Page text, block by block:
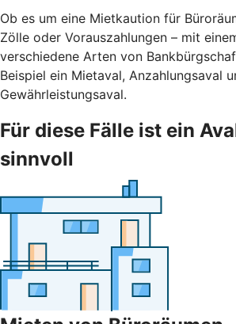
Ob es um eine Mietkaution für
Zölle oder Vorauszahlungen – mit
verschiedene Arten von
Beispiel ein Mietaval, Anzahlungsaval
Gewährleistungsaval.
Für diese Fälle ist ein
sinnvoll